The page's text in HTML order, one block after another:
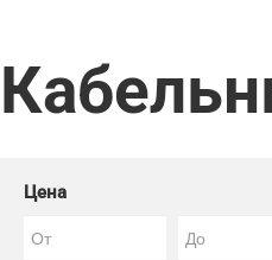
Цена